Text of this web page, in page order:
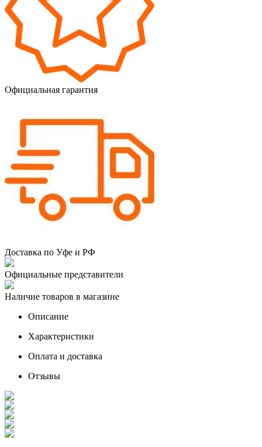
Официальная гарантия
Доставка по Уфе и РФ
Официальные представители
Наличие товаров в магазине
Описание
Характеристики
Оплата и доставка
Отзывы